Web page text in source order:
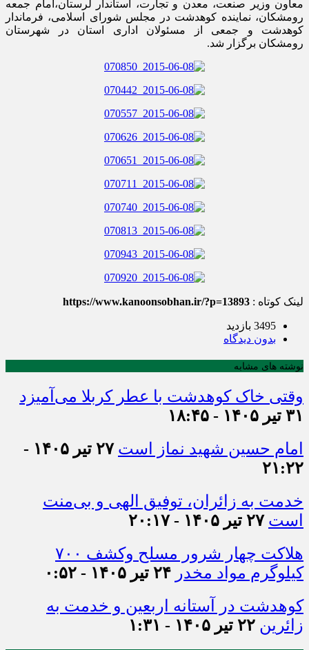
معاون وزیر صنعت، معدن و تجارت، استاندار لرستان،امام جمعه
رومشکان، نماینده کوهدشت در مجلس شورای اسلامی، فرماندار
کوهدشت و جمعی از مسئولان اداری استان در شهرستان
رومشکان برگزار شد.
لینک کوتاه : https://www.kanoonsobhan.ir/?p=13893
3495 بازدید
بدون دیدگاه
نوشته های مشابه
وقتی خاک کوهدشت با عطر کربلا می‌آمیزد
۳۱ تیر ۱۴۰۵ - ۱۸:۴۵
امام حسین شهید نماز است
۲۷ تیر ۱۴۰۵ -
۲۱:۲۲
خدمت به زائران، توفیق الهی و بی‌منت
است ۲۷ تیر ۱۴۰۵ - ۲۰:۱۷
هلاکت چهار شرور مسلح وکشف ۷۰۰
کیلوگرم مواد مخدر ۲۴ تیر ۱۴۰۵ - ۰:۵۲
کوهدشت در آستانه اربعین و خدمت‌ به
زائرین ۲۲ تیر ۱۴۰۵ - ۱:۳۱